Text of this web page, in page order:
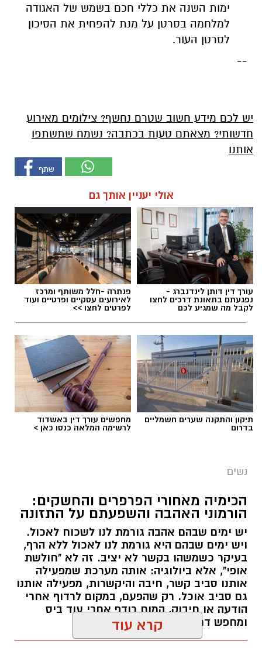
ימות השנה את כללי חכם בשמש של האגודה
למלחמה בסרטן על מנת להפחית את הסיכון
לסרטן העור.
--
יש לכם מידע חשוב שטרם נחשף? צילומים מאירוע
חדשותי? מצאתם טעות בכתבה? נשמח שתשתפו
אותנו
אולי יעניין אותך גם
עורך דין דותן לינדנברג -
נפגעתם בתאונת דרכים לחצו
לקבל מה שמגיע לכם
פנתרה -חלל משותף ומרכז
לאירועים עסקיים ופרטיים ועוד
לפרטים לחצו >>
תיקון והתקנה שערים חשמליים
בדרום
מחפשים עורך דין באשדוד
לרשימה המלאה כנסו כאן >
נשים
הכימיה מאחורי הפרפרים והחשקים:
הורמוני האהבה והשפעתם על התזונה
יש ימים שבהם אהבה גורמת לנו לשכוח לאכול.
ויש ימים שבהם היא גורמת לנו לאכול ללא הרף,
בעיקר כשמשהו בקשר לא יציב. זה לא "חולשת
אופי", אלא ביולוגיה: אותה מערכת שמפעילה
אותנו סביב קשר, חיבה והיקשרות, מפעילה אותנו
גם סביב אוכל. רק שהפעם, במקום לרדוף אחרי
הודעה או חיבוק, המוח רודף אחרי עוד ביס
ומחפש דרך מהירה להירגע.
קרא עוד